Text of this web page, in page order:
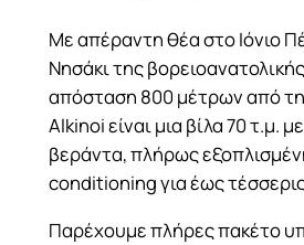
Με απέραντη θέα στο Ιόνιο
Νησάκι της
απόσταση 800 μέτρων από
Alkinoi είναι μια βίλα 70 τ.μ.
βεράντα, πλήρως
conditioning για έως
Παρέχουμε πλήρες πακέτο